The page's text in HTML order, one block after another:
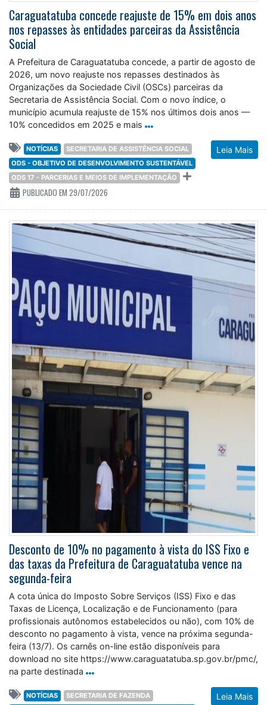
Caraguatatuba concede reajuste de 15% em dois anos
nos repasses às entidades parceiras da Assistência
Social
A Prefeitura de Caraguatatuba concede, a partir de agosto de
2026, um novo reajuste nos repasses destinados às
Organizações da Sociedade Civil (OSCs) parceiras da
Secretaria de Assistência Social. Com o novo índice, o
município acumula reajuste de 15% nos últimos dois anos —
10% concedidos em 2025 e mais
Leia Mais
NOTÍCIAS
SECRETARIA DE ASSISTÊNCIA SOCIAL
ODS - OBJETIVO DE DESENVOLVIMENTO SUSTENTÁVEL
ODS 17 - PARCERIAS E MEIOS DE IMPLEMENTAÇÃO
PUBLICADO EM 29/07/2026
Desconto de 10% no pagamento à vista do ISS Fixo e
das taxas da Prefeitura de Caraguatatuba vence na
segunda-feira
A cota única do Imposto Sobre Serviços (ISS) Fixo e das
Taxas de Licença, Localização e de Funcionamento (para
profissionais autônomos estabelecidos ou não), com 10% de
desconto no pagamento à vista, vence na próxima segunda-
feira (13/7). Os carnês on-line estão disponíveis para
download no site https://www.caraguatatuba.sp.gov.br/pmc/,
na parte destinada
Leia Mais
NOTÍCIAS
SECRETARIA DE FAZENDA